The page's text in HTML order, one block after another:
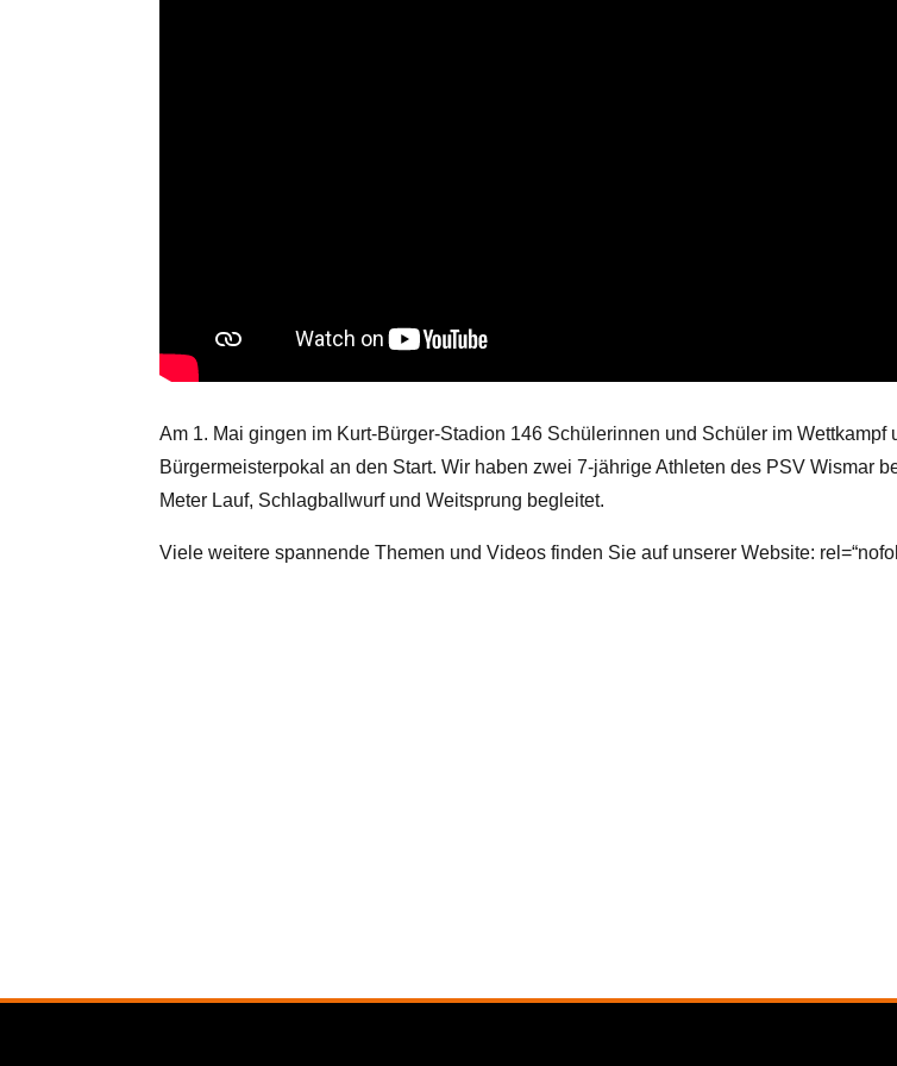
Am 1. Mai gingen im Kurt-Bürger-Stadion 146 Schülerinnen und Schüler im Wettkampf
Bürgermeisterpokal an den Start. Wir haben zwei 7-jährige Athleten des PSV Wismar
Meter Lauf, Schlagballwurf und Weitsprung begleitet.
Viele weitere spannende Themen und Videos finden Sie auf unserer Website: